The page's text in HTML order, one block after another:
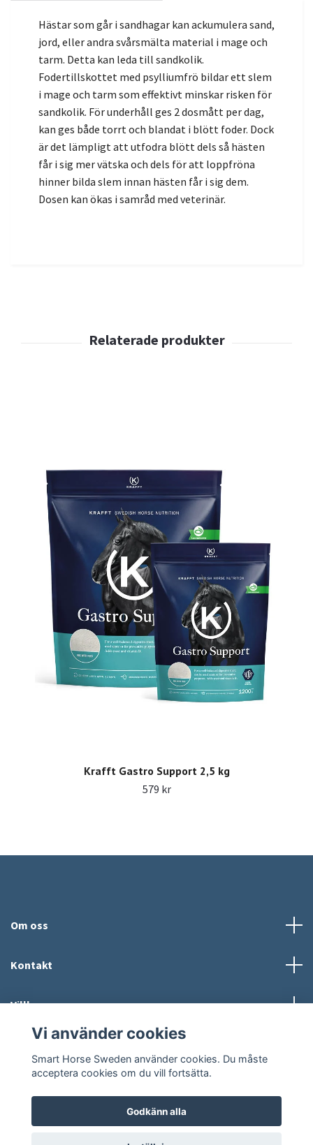
Hästar som går i sandhagar kan ackumulera sand,
jord, eller andra svårsmälta material i mage och
tarm. Detta kan leda till sandkolik.
Fodertillskottet med psylliumfrö bildar ett slem
i mage och tarm som effektivt minskar risken för
sandkolik. För underhåll ges 2 dosmått per dag,
kan ges både torrt och blandat i blött foder. Dock
är det lämpligt att utfodra blött dels så hästen
får i sig mer vätska och dels för att loppfröna
hinner bilda slem innan hästen får i sig dem.
Dosen kan ökas i samråd med veterinär.
Krafft Gastro Support 2,5 kg
579 kr
Om oss
Kontakt
Villkor
Sociala medier
© 2026 Smart Horse Sweden
Vi använder cookies
Smart Horse Sweden använder cookies. Du måste
acceptera cookies om du vill fortsätta.
Godkänn alla